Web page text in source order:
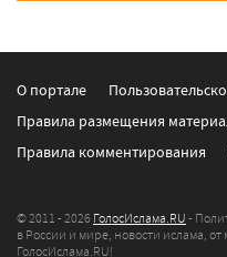
О портале
Правила размещения
Правила комментирования
© 2011 - 2026 ГолосИслама.RU -
в России и мире, новости ислама, от
ГолосИслама.RU!